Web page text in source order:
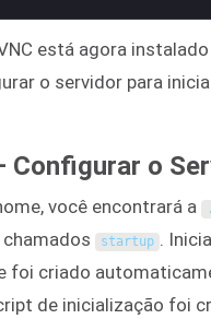
está agora
o servidor para
Configurar o
você encontrará a
chamados startup .
foi criado
de inicialização foi